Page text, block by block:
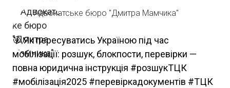
Адвокатське бюро "Дмитра Мамчика"
🎯 Як пересуватись Україною під час
мобілізації: розшук, блокпости, перевірки —
повна юридична інструкція #розшукТЦК
#мобілізація2025 #перевіркадокументів #ТЦК